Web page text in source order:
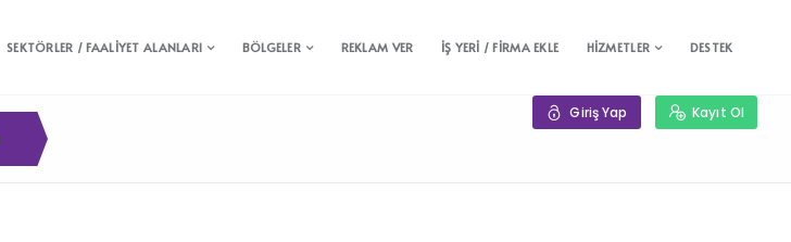
SEKTÖRLER / FAALİYET ALANLARI BÖLGELER REKLAM VER İŞ YERİ / FİRMA EKLE HİZMETLER DESTEK
Giriş Yap Kayıt Ol